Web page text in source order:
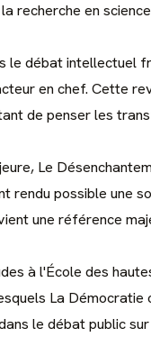
recherche en
le débat intellectuel
en chef. Cette
de penser les
Le
rendu possible une
une référence
à l'École des
La
le débat public